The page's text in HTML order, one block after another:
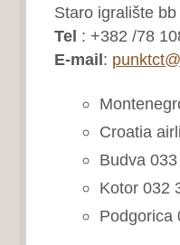
Staro igralište bb
Tel : +382 /78
E-mail:
Croatia
Budva
Kotor 032
Podgorica